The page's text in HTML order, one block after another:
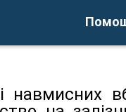
навмисних